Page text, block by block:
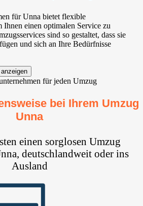
für Unna bietet flexible
einen optimalen Service zu
sind so gestaltet, dass sie
und sich an Ihre Bedürfnisse
bei Ihrem Umzug
Unna
einen sorglosen Umzug
deutschlandweit oder ins
Ausland